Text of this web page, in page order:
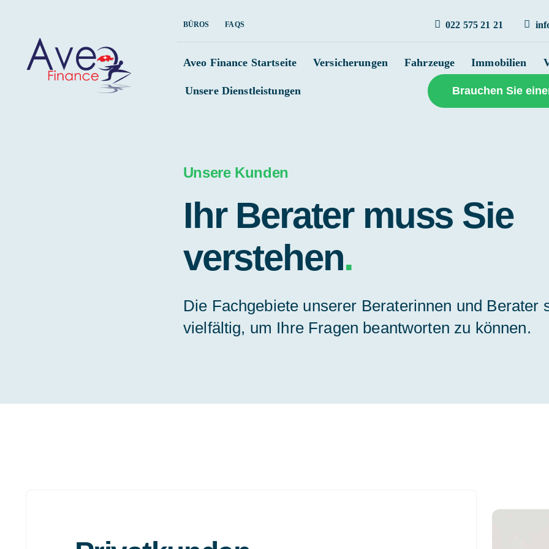
content
BÜROS FAQS 022 575 21 21
Aveo Finance Startseite Versicherungen Fahrzeuge Immobilien
Unsere Dienstleistungen Brauchen Sie
Unsere Kunden
Ihr Berater muss Sie
verstehen.
Die Fachgebiete unserer Beraterinnen und Berater
vielfältig, um Ihre Fragen beantworten zu können.